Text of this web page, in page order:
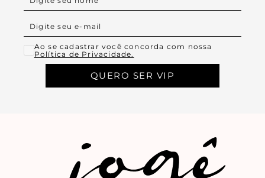
Ao se cadastrar você concorda com nossa
Política de Privacidade.
QUERO SER VIP